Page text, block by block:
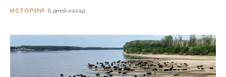
ИСТОРИИ 6 дней назад